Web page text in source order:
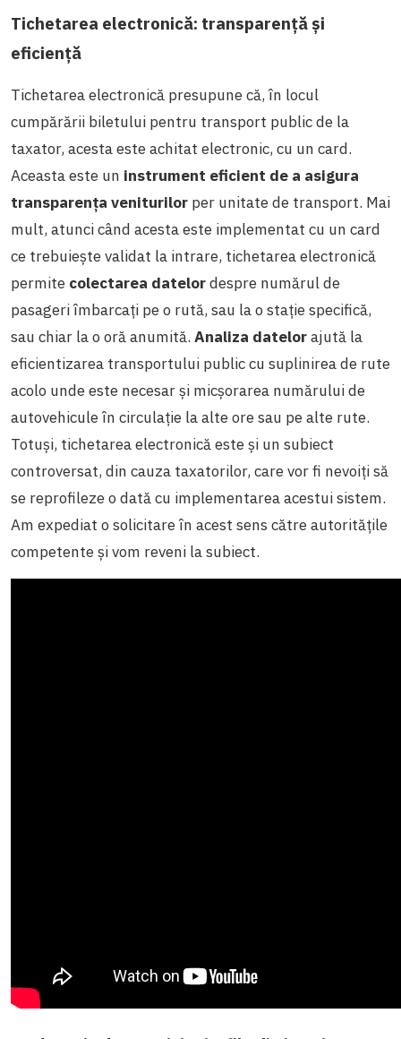
Tichetarea electronică: transparență și
eficiență
Tichetarea electronică presupune că, în locul
cumpărării biletului pentru transport public de la
taxator, acesta este achitat electronic, cu un card.
Aceasta este un instrument eficient de a asigura
transparența veniturilor per unitate de transport. Mai
mult, atunci când acesta este implementat cu un card
ce trebuiește validat la intrare, tichetarea electronică
permite colectarea datelordespre numărul de
pasageri îmbarcați pe o rută, sau la o stație specifică,
sau chiar la o oră anumită. Analiza datelorajută la
eficientizarea transportului public cu suplinirea de rute
acolo unde este necesar și micșorarea numărului de
autovehicule în circulație la alte ore sau pe alte rute.
Totuși, tichetarea electronică este și un subiect
controversat, din cauza taxatorilor, care vor fi nevoiți să
se reprofileze o dată cu implementarea acestui sistem.
Am expediat o solicitare în acest sens către autoritățile
competente și vom reveni la subiect.